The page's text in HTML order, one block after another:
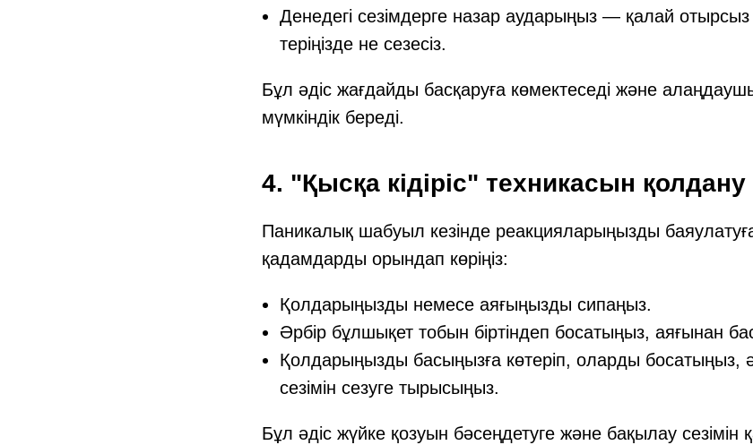
Денедегі сезімдерге назар аударыңыз — қалай
теріңізде не сезесіз.
Бұл әдіс жағдайды басқаруға көмектеседі және
мүмкіндік береді.
4. "Қысқа кідіріс" техникасын қолдану
Паникалық шабуыл кезінде реакцияларыңызды
қадамдарды орындап көріңіз:
Қолдарыңызды немесе аяғыңызды сипаңыз.
Әрбір бұлшықет тобын біртіндеп босатыңыз, аяғынан
Қолдарыңызды басыңызға көтеріп, оларды босатыңыз,
сезімін сезуге тырысыңыз.
Бұл әдіс жүйке қозуын бәсеңдетуге және бақылау сезімін